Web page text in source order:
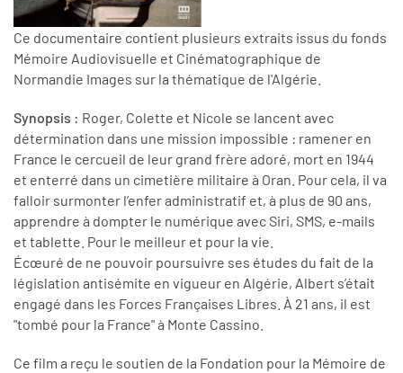
Ce documentaire contient plusieurs extraits issus du fonds
Mémoire Audiovisuelle et Cinématographique de
Normandie Images sur la thématique de l'Algérie.
Synopsis : Roger, Colette et Nicole se lancent avec
détermination dans une mission impossible : ramener en
France le cercueil de leur grand frère adoré, mort en 1944
et enterré dans un cimetière militaire à Oran. Pour cela, il va
falloir surmonter l’enfer administratif et, à plus de 90 ans,
apprendre à dompter le numérique avec Siri, SMS, e-mails
et tablette. Pour le meilleur et pour la vie.
Écœuré de ne pouvoir poursuivre ses études du fait de la
législation antisémite en vigueur en Algérie, Albert s’était
engagé dans les Forces Françaises Libres. À 21 ans, il est
"tombé pour la France" à Monte Cassino.
Ce film a reçu le soutien de la Fondation pour la Mémoire de